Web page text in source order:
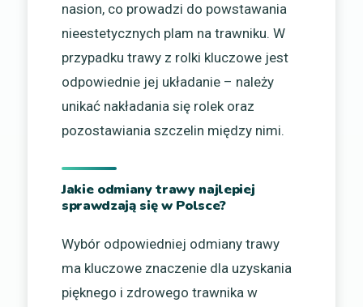
nasion, co prowadzi do powstawania
nieestetycznych plam na trawniku. W
przypadku trawy z rolki kluczowe jest
odpowiednie jej układanie – należy
unikać nakładania się rolek oraz
pozostawiania szczelin między nimi.
Jakie odmiany trawy najlepiej
sprawdzają się w Polsce?
Wybór odpowiedniej odmiany trawy
ma kluczowe znaczenie dla uzyskania
pięknego i zdrowego trawnika w